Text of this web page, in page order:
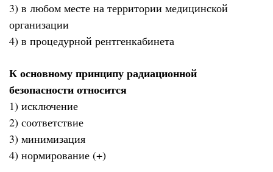
3) в любом месте на территории медицинской
организации
4) в процедурной рентгенкабинета
К основному принципу радиационной
безопасности относится
1) исключение
2) соответствие
3) минимизация
4) нормирование (+)